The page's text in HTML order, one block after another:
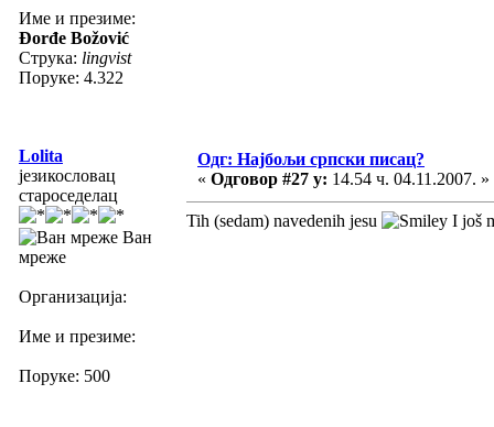
Име и презиме:
Đorđe Božović
Струка: lingvist
Поруке: 4.322
Lolita
језикословац
староседелац
Ван
мреже
Организација:
Име и презиме:
Поруке: 500
Одг: Најбољи српски писац?
« Одговор #27 у: 14.54 ч. 04.11.2007. »
Tih (sedam) navedenih jesu I još